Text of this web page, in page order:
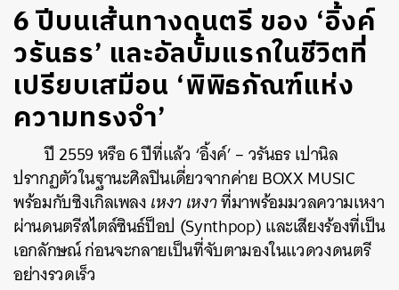
6 ปีบนเส้นทางดนตรี ของ ‘อิ้งค์
วรันธร’ และอัลบั้มแรกในชีวิตที่
เปรียบเสมือน ‘พิพิธภัณฑ์แห่ง
ความทรงจำ’
ปี 2559 หรือ 6 ปีที่แล้ว ‘อิ้งค์’ – วรันธร เปานิล
ปรากฏตัวในฐานะศิลปินเดี่ยวจากค่าย BOXX MUSIC
พร้อมกับซิงเกิลเพลงเหงา เหงาที่มาพร้อมมวลความเหงา
ผ่านดนตรีสไตล์ซินธ์ป็อป (Synthpop)และเสียงร้องที่เป็น
เอกลักษณ์ ก่อนจะกลายเป็นที่จับตามองในแวดวงดนตรี
อย่างรวดเร็ว